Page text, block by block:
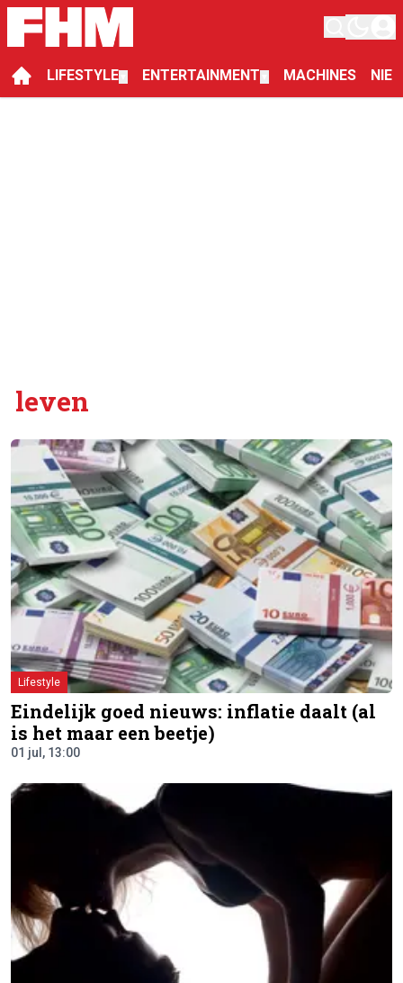
LIFESTYLE ENTERTAINMENT MACHINES
leven
Lifestyle
Eindelijk goed nieuws: inflatie daalt (al
is het maar een beetje)
01 jul, 13:00